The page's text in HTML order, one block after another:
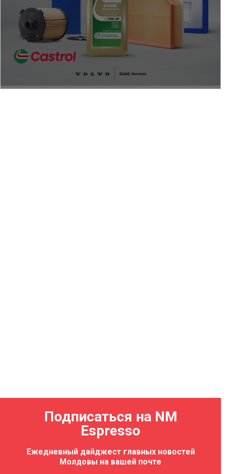
Подписаться на NM
Espresso
Ежедневный дайджест главных новостей
Молдовы на вашей почте